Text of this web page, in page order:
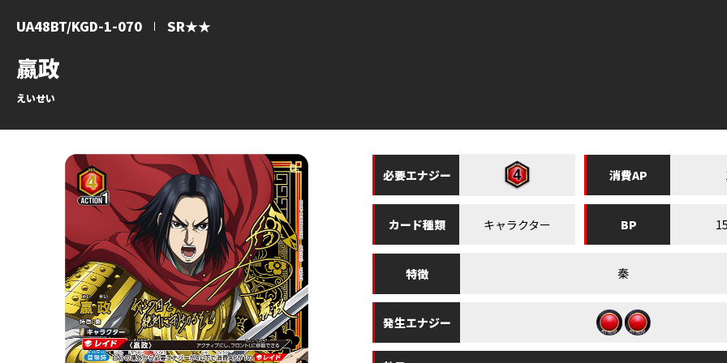
嬴政
えいせい
UA48BT/KGD-1-070 SR★★
必要エナジー 消費AP
カード種類 キャラクター BP
特徴 秦
発生エナジー